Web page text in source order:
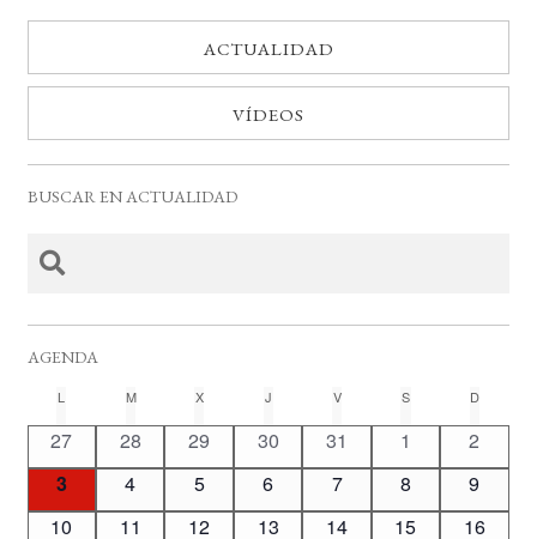
ACTUALIDAD
VÍDEOS
BUSCAR EN ACTUALIDAD
AGENDA
a
l
e
L MMARTES XMIÉRCOLES
J VVIERNES SSÁBADO D
0
e
v
e
27
0
e
v
e
28
0
e
v
e
29
0
e
v
e
30
0
e
v
e
31
0
e
v
e
1
0
e
v
e
2
0
e
3
0
e
4
0
e
5
0
e
6
0
e
7
0
e
8
0
e
9
0
10
0
11
0
12
0
13
1
14
0
15
0
16